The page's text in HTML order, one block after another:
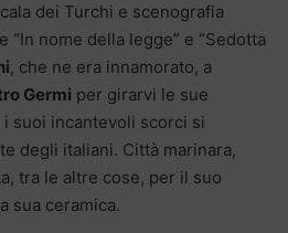
dei Turchi e scenografia
“In nome della legge” e “Sedotta
, che ne era innamorato, a
Germi per girarvi le sue
suoi incantevoli scorci si
degli italiani. Città marinara,
tra le altre cose, per il suo
sua ceramica.